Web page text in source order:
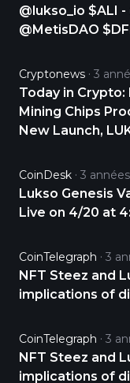
@lukso_io $ALI - @real_alethea $METIS -
@MetisDAO $DFI - @defichain $ID -
https://t.co/
Cryptonews 3
Today in
Mining Chips
New Launch,
CoinDesk 3 années
Lukso Genesis
Live on 4/20 at
CoinTelegraph 3
NFT Steez and
implications of
CoinTelegraph 3
NFT Steez and
implications of